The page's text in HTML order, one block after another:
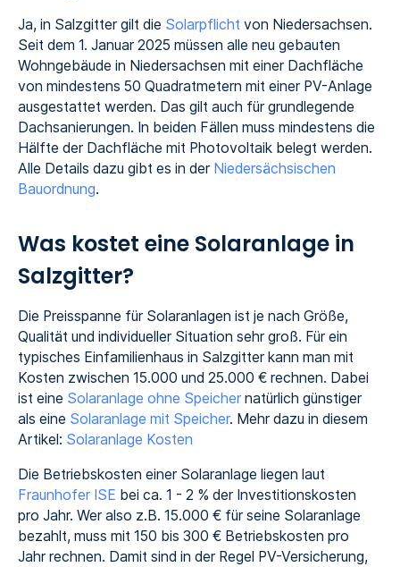
Ja, in Salzgitter gilt die Solarpflicht von Niedersachsen.
Seit dem 1. Januar 2025 müssen alle neu gebauten
Wohngebäude in Niedersachsen mit einer Dachfläche
von mindestens 50 Quadratmetern mit einer PV-Anlage
ausgestattet werden. Das gilt auch für grundlegende
Dachsanierungen. In beiden Fällen muss mindestens die
Hälfte der Dachfläche mit Photovoltaik belegt werden.
Alle Details dazu gibt es in der Niedersächsischen
Bauordnung.
Was kostet eine Solaranlage in
Salzgitter?
Die Preisspanne für Solaranlagen ist je nach Größe,
Qualität und individueller Situation sehr groß. Für ein
typisches Einfamilienhaus in Salzgitter kann man mit
Kosten zwischen 15.000 und 25.000 € rechnen. Dabei
ist eine Solaranlage ohne Speichernatürlich günstiger
als eine Solaranlage mit Speicher. Mehr dazu in diesem
Artikel: Solaranlage Kosten
Die Betriebskosten einer Solaranlage liegen laut
Fraunhofer ISE bei ca. 1 - 2 % der Investitionskosten
pro Jahr. Wer also z.B. 15.000 € für seine Solaranlage
bezahlt, muss mit 150 bis 300 € Betriebskosten pro
Jahr rechnen. Damit sind in der Regel PV-Versicherung,